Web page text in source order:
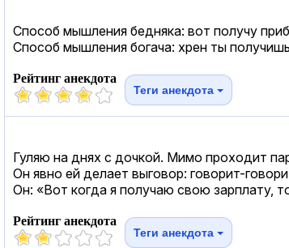
Способ мышления бедняка: вот получу
Способ мышления богача: хрен ты
Рейтинг анекдота
Теги анекдота
Гуляю на днях с дочкой. Мимо проходит
Он явно ей делает выговор: говорит-
Он: «Вот когда я получаю свою зарплату,
Рейтинг анекдота
Теги анекдота